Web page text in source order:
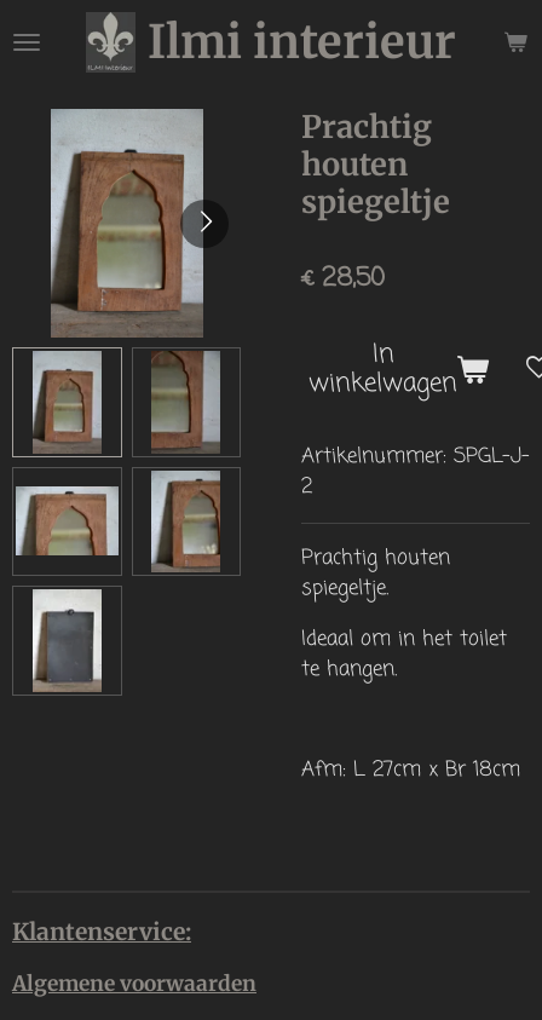
direct
hoofdinhoud
Ilmi interieur
Prachtig
houten
spiegeltje
€ 28,50
In
winkelwagen
Artikelnummer: SPGL-J-
2
Prachtig houten
spiegeltje.
Ideaal om in het toilet
te hangen.
Afm: L 27cm x Br 18cm
Klantenservice:
Algemene voorwaarden